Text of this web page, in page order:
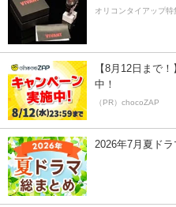
オリコンタイアップ特
【8月12日まで
中！
（PR）chocoZAP
2026年7月夏ド